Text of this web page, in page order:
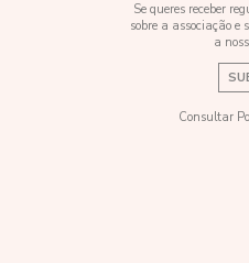
Se queres receber
sobre a associação e
a
Consultar